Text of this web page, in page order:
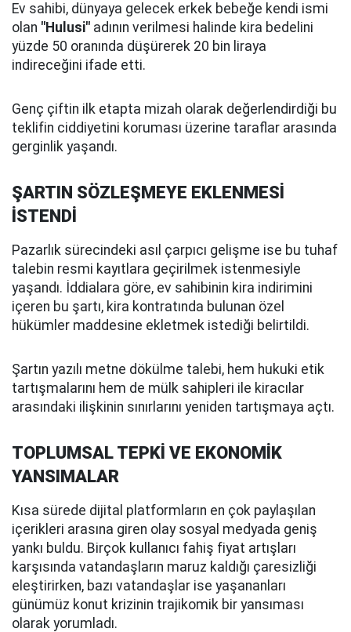
Ev sahibi, dünyaya gelecek erkek bebeğe kendi ismi
olan "Hulusi" adının verilmesi halinde kira bedelini
yüzde 50 oranında düşürerek 20 bin liraya
indireceğini ifade etti.
Genç çiftin ilk etapta mizah olarak değerlendirdiği bu
teklifin ciddiyetini koruması üzerine taraflar arasında
gerginlik yaşandı.
ŞARTIN SÖZLEŞMEYE EKLENMESİ
İSTENDİ
Pazarlık sürecindeki asıl çarpıcı gelişme ise bu tuhaf
talebin resmi kayıtlara geçirilmek istenmesiyle
yaşandı. İddialara göre, ev sahibinin kira indirimini
içeren bu şartı, kira kontratında bulunan özel
hükümler maddesine ekletmek istediği belirtildi.
Şartın yazılı metne dökülme talebi, hem hukuki etik
tartışmalarını hem de mülk sahipleri ile kiracılar
arasındaki ilişkinin sınırlarını yeniden tartışmaya açtı.
TOPLUMSAL TEPKİ VE EKONOMİK
YANSIMALAR
Kısa sürede dijital platformların en çok paylaşılan
içerikleri arasına giren olay sosyal medyada geniş
yankı buldu. Birçok kullanıcı fahiş fiyat artışları
karşısında vatandaşların maruz kaldığı çaresizliği
eleştirirken, bazı vatandaşlar ise yaşananları
günümüz konut krizinin trajikomik bir yansıması
olarak yorumladı.